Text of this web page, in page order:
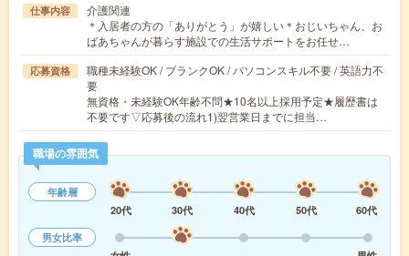
仕事内容
介護関連
＊入居者の方の「ありがとう」が嬉しい＊おじいちゃん、お
ばあちゃんが暮らす施設での生活サポートをお任せ…
応募資格
職種未経験OK / ブランクOK / パソコンスキル不要 / 英語力不
要
無資格・未経験OK年齢不問★10名以上採用予定★履歴書は
不要です▽応募後の流れ1)翌営業日までに担当…
職場の雰囲気
年齢層
20代
30代 40代 50代
60代
男女比率